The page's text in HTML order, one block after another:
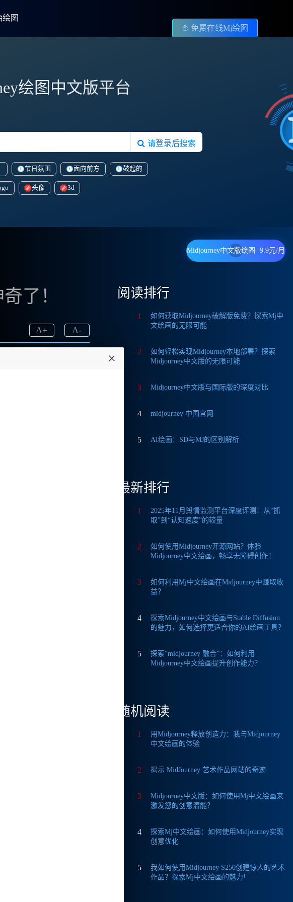
绘图
⛵️ 免费在线Mj绘图
绘图中文版平台
请登录后搜索
节日氛围 面向前方 鼓起的
头像 3d
Midjourney中文版绘图- 9.9元/月
了！
A-
A+
，我选择了
遇到网络上的各种
版的👍实际体验。
它做了加速优化，
，用户体验大大提
以免费领取积分，
的效果。
多样化的艺术作
之处：
图像。
的乐趣。
。
更为复杂的创作。
阅读排行
1
如何获取Midjourney破解版免费？探索Mj中
文绘画的无限可能
2
如何轻松实现Midjourney本地部署？探索
Midjourney中文版的无限可能
3 Midjourney中文版与国际版的深度对比
4 midjourney 中国官网
5 AI绘画：SD与MJ的区别解析
最新排行
1
2025年11月舆情监测平台深度评测：从“抓
取”到“认知速度”的较量
2
如何使用Midjourney开源网站？体验
Midjourney中文绘画，畅享无障碍创作！
3
如何利用Mj中文绘画在Midjourney中赚取收
益？
4
探索Midjourney中文绘画与Stable Diffusion
的魅力，如何选择更适合你的AI绘画工具？
5
探索“midjourney 融合”：如何利用
Midjourney中文绘画提升创作能力？
随机阅读
1
用Midjourney释放创造力：我与Midjourney
中文绘画的体验
2 揭示 MidJourney 艺术作品网站的奇迹
3
Midjourney中文版：如何使用Mj中文绘画来
激发您的创意潜能？
4
探索Mj中文绘画：如何使用Midjourney实现
创意优化
5
我如何使用Midjourney S250创建惊人的艺术
作品？探索Mj中文绘画的魅力!